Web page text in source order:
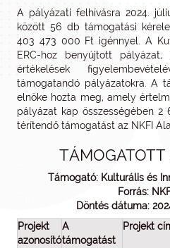
A pályázati felhívásra 2024.
között 56 db támogatási
403 473 000 Ft igénnyel. A
ERC-hoz benyújtott
értékelések
támogatandó pályázatokra. A
elnöke hozta meg, amely
pályázat kap összességében
térítendő támogatást az NKFI
TÁMOGATOTT
Támogató: Kulturális és
Forrás:
Döntés dátuma:
Projekt
azonosító
A
támogatást
Projekt